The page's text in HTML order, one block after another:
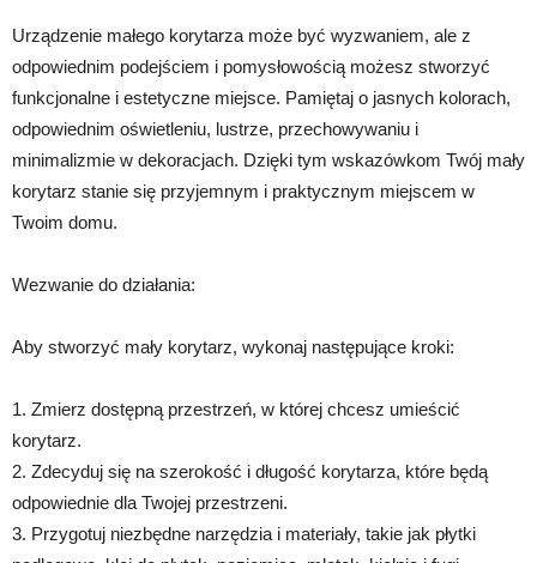
Urządzenie małego korytarza może być wyzwaniem, ale z
odpowiednim podejściem i pomysłowością możesz stworzyć
funkcjonalne i estetyczne miejsce. Pamiętaj o jasnych kolorach,
odpowiednim oświetleniu, lustrze, przechowywaniu i
minimalizmie w dekoracjach. Dzięki tym wskazówkom Twój mały
korytarz stanie się przyjemnym i praktycznym miejscem w
Twoim domu.
Wezwanie do działania:
Aby stworzyć mały korytarz, wykonaj następujące kroki:
1. Zmierz dostępną przestrzeń, w której chcesz umieścić
korytarz.
2. Zdecyduj się na szerokość i długość korytarza, które będą
odpowiednie dla Twojej przestrzeni.
3. Przygotuj niezbędne narzędzia i materiały, takie jak płytki